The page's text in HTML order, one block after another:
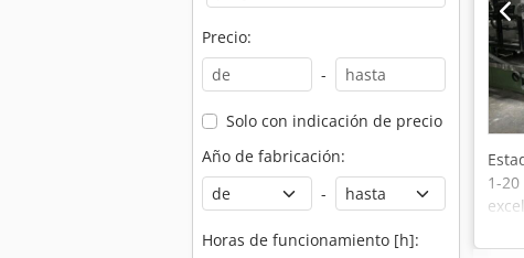
Precio:
-
Solo con indicación de precio
Año de fabricación:
-
Horas de funcionamiento [h]:
1-